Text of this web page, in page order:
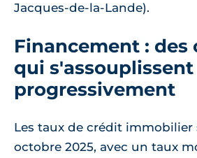
Jacques-de-la-Lande).
Financement :
qui s'assouplissent
progressivement
Les taux de crédit immobilier
octobre 2025, avec un taux